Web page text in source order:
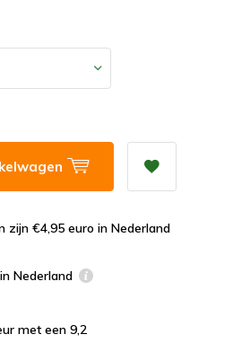
zijn €4,95 euro in Nederland
Nederland
met een 9,2